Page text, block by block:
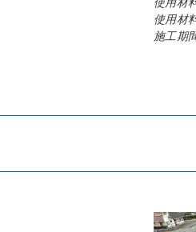
使用材
施工期